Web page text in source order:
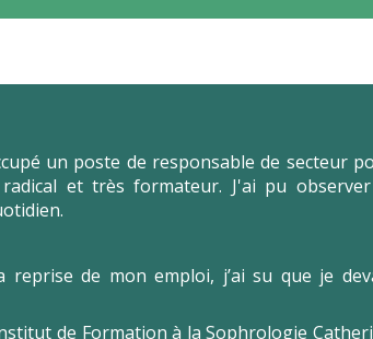
un poste de responsable de secteur
et très formateur. J'ai pu
de mon emploi, j’ai su que je
de Formation à la Sophrologie